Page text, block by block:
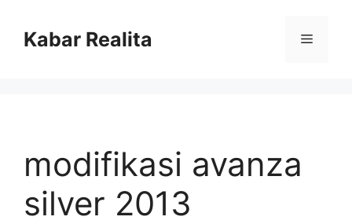
contentKabar Realita Menu
modifikasi avanza
silver 2013